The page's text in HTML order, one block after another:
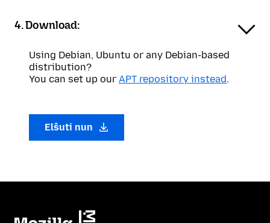
4. Download:
Using Debian, Ubuntu or any Debian-based
distribution?
You can set up our APT repository instead.
Elŝuti nun